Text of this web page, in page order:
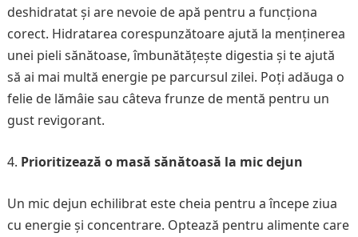
deshidratat și are nevoie de apă pentru a funcționa
corect. Hidratarea corespunzătoare ajută la menținerea
unei pieli sănătoase, îmbunătățește digestia și te ajută
să ai mai multă energie pe parcursul zilei. Poți adăuga o
felie de lămâie sau câteva frunze de mentă pentru un
gust revigorant.
Prioritizează o masă sănătoasă la mic dejun
Un mic dejun echilibrat este cheia pentru a începe ziua
cu energie și concentrare. Optează pentru alimente care